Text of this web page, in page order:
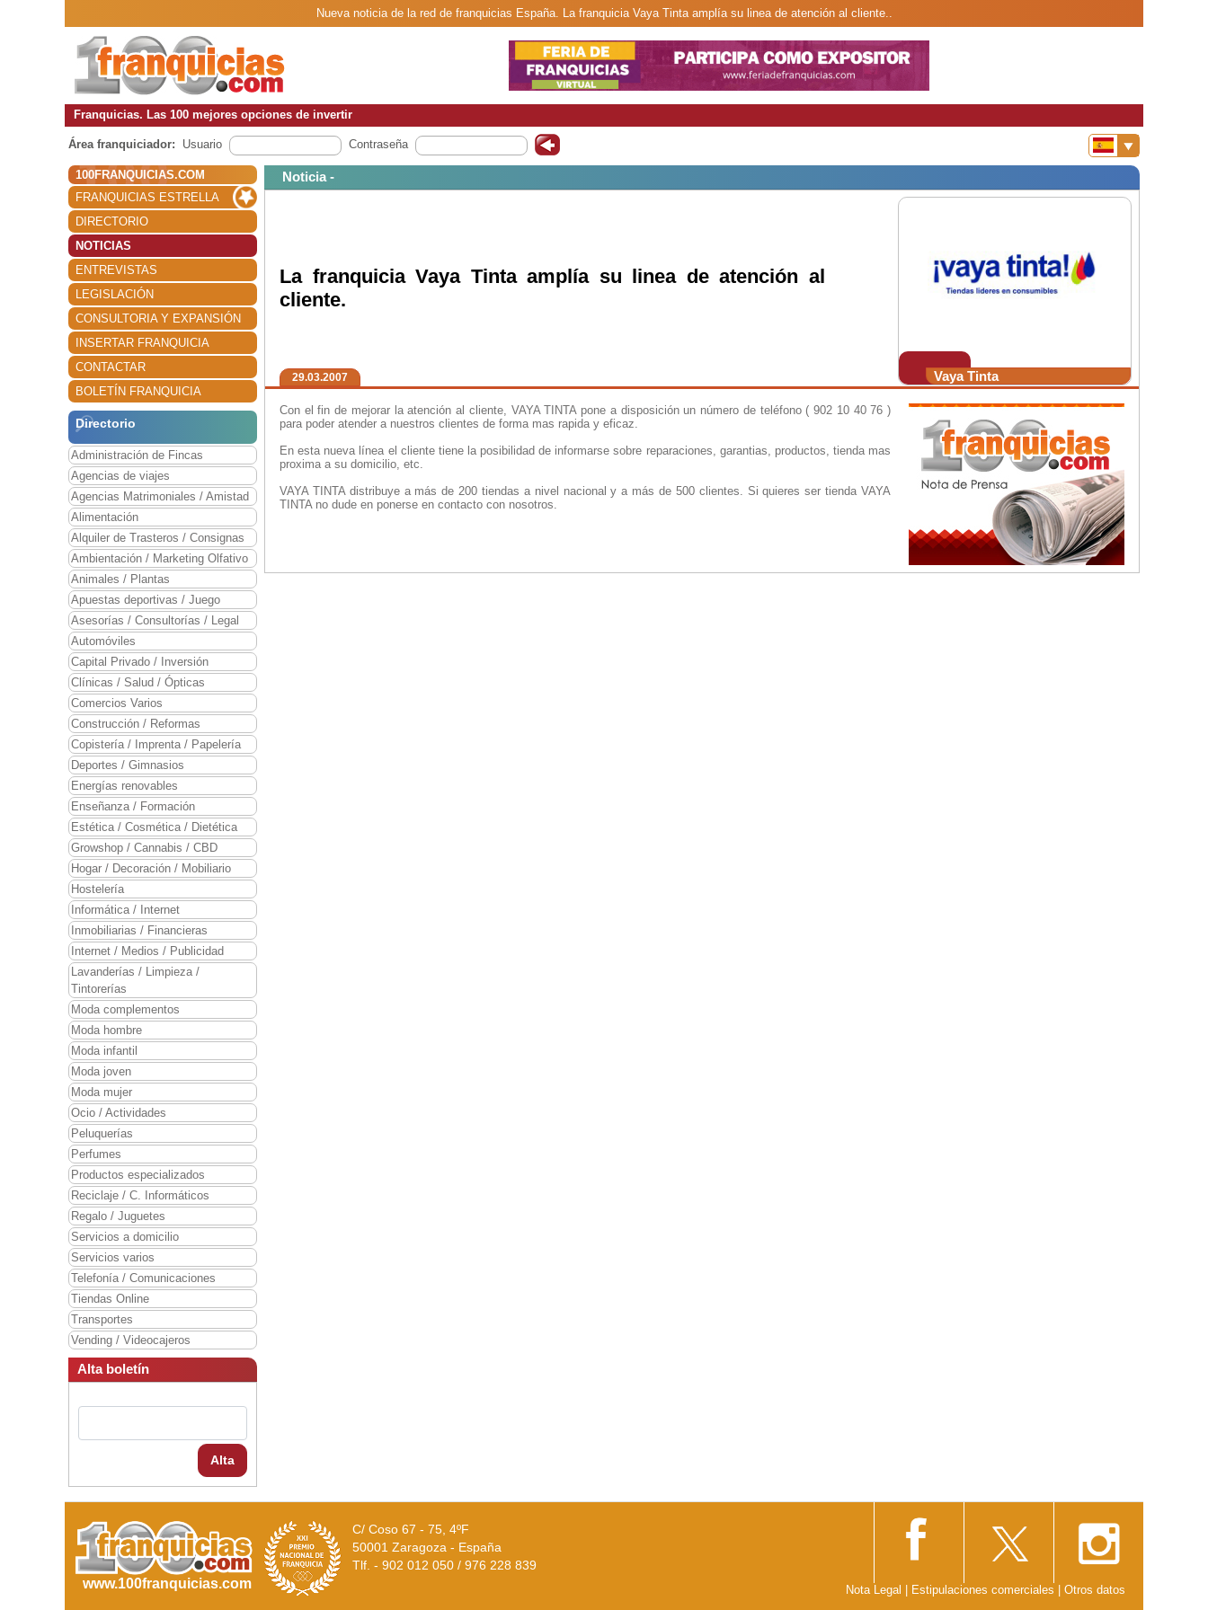
Nueva noticia de la red de franquicias España. La franquicia Vaya Tinta amplía su linea de atención al cliente..
Franquicias. Las 100 mejores opciones de invertir
Área franquiciador: Usuario Contraseña
100FRANQUICIAS.COM
FRANQUICIAS ESTRELLA
DIRECTORIO
NOTICIAS
ENTREVISTAS
LEGISLACIÓN
CONSULTORIA Y EXPANSIÓN
INSERTAR FRANQUICIA
CONTACTAR
BOLETÍN FRANQUICIA
Directorio
Administración de Fincas
Agencias de viajes
Agencias Matrimoniales / Amistad
Alimentación
Alquiler de Trasteros / Consignas
Ambientación / Marketing Olfativo
Animales / Plantas
Apuestas deportivas / Juego
Asesorías / Consultorías / Legal
Automóviles
Capital Privado / Inversión
Clínicas / Salud / Ópticas
Comercios Varios
Construcción / Reformas
Copistería / Imprenta / Papelería
Deportes / Gimnasios
Energías renovables
Enseñanza / Formación
Estética / Cosmética / Dietética
Growshop / Cannabis / CBD
Hogar / Decoración / Mobiliario
Hostelería
Informática / Internet
Inmobiliarias / Financieras
Internet / Medios / Publicidad
Lavanderías / Limpieza /
Tintorerías
Moda complementos
Moda hombre
Moda infantil
Moda joven
Moda mujer
Ocio / Actividades
Peluquerías
Perfumes
Productos especializados
Reciclaje / C. Informáticos
Regalo / Juguetes
Servicios a domicilio
Servicios varios
Telefonía / Comunicaciones
Tiendas Online
Transportes
Vending / Videocajeros
Alta boletín
Alta
Noticia -
Vaya Tinta
La franquicia Vaya Tinta amplía su linea de atención al
cliente.
29.03.2007
Con el fin de mejorar la atención al cliente, VAYA TINTA pone a disposición un número de teléfono ( 902 10 40 76 )
para poder atender a nuestros clientes de forma mas rapida y eficaz.
En esta nueva línea el cliente tiene la posibilidad de informarse sobre reparaciones, garantias, productos, tienda mas
proxima a su domicilio, etc.
VAYA TINTA distribuye a más de 200 tiendas a nivel nacional y a más de 500 clientes. Si quieres ser tienda VAYA
TINTA no dude en ponerse en contacto con nosotros.
www.100franquicias.com
C/ Coso 67 - 75, 4ºF
50001 Zaragoza - España
Tlf. - 902 012 050 / 976 228 839
Nota Legal Estipulaciones comerciales Otros datos